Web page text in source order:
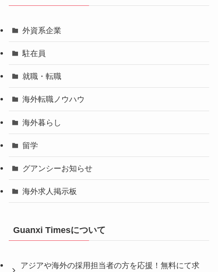
外資系企業
駐在員
就職・転職
海外転職ノウハウ
海外暮らし
留学
グアンシーお知らせ
海外求人掲示板
Guanxi Timesについて
アジアや海外の採用担当者の方を応援！無料にて求